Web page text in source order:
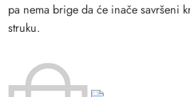
pa nema brige da će inače savršeni
struku.